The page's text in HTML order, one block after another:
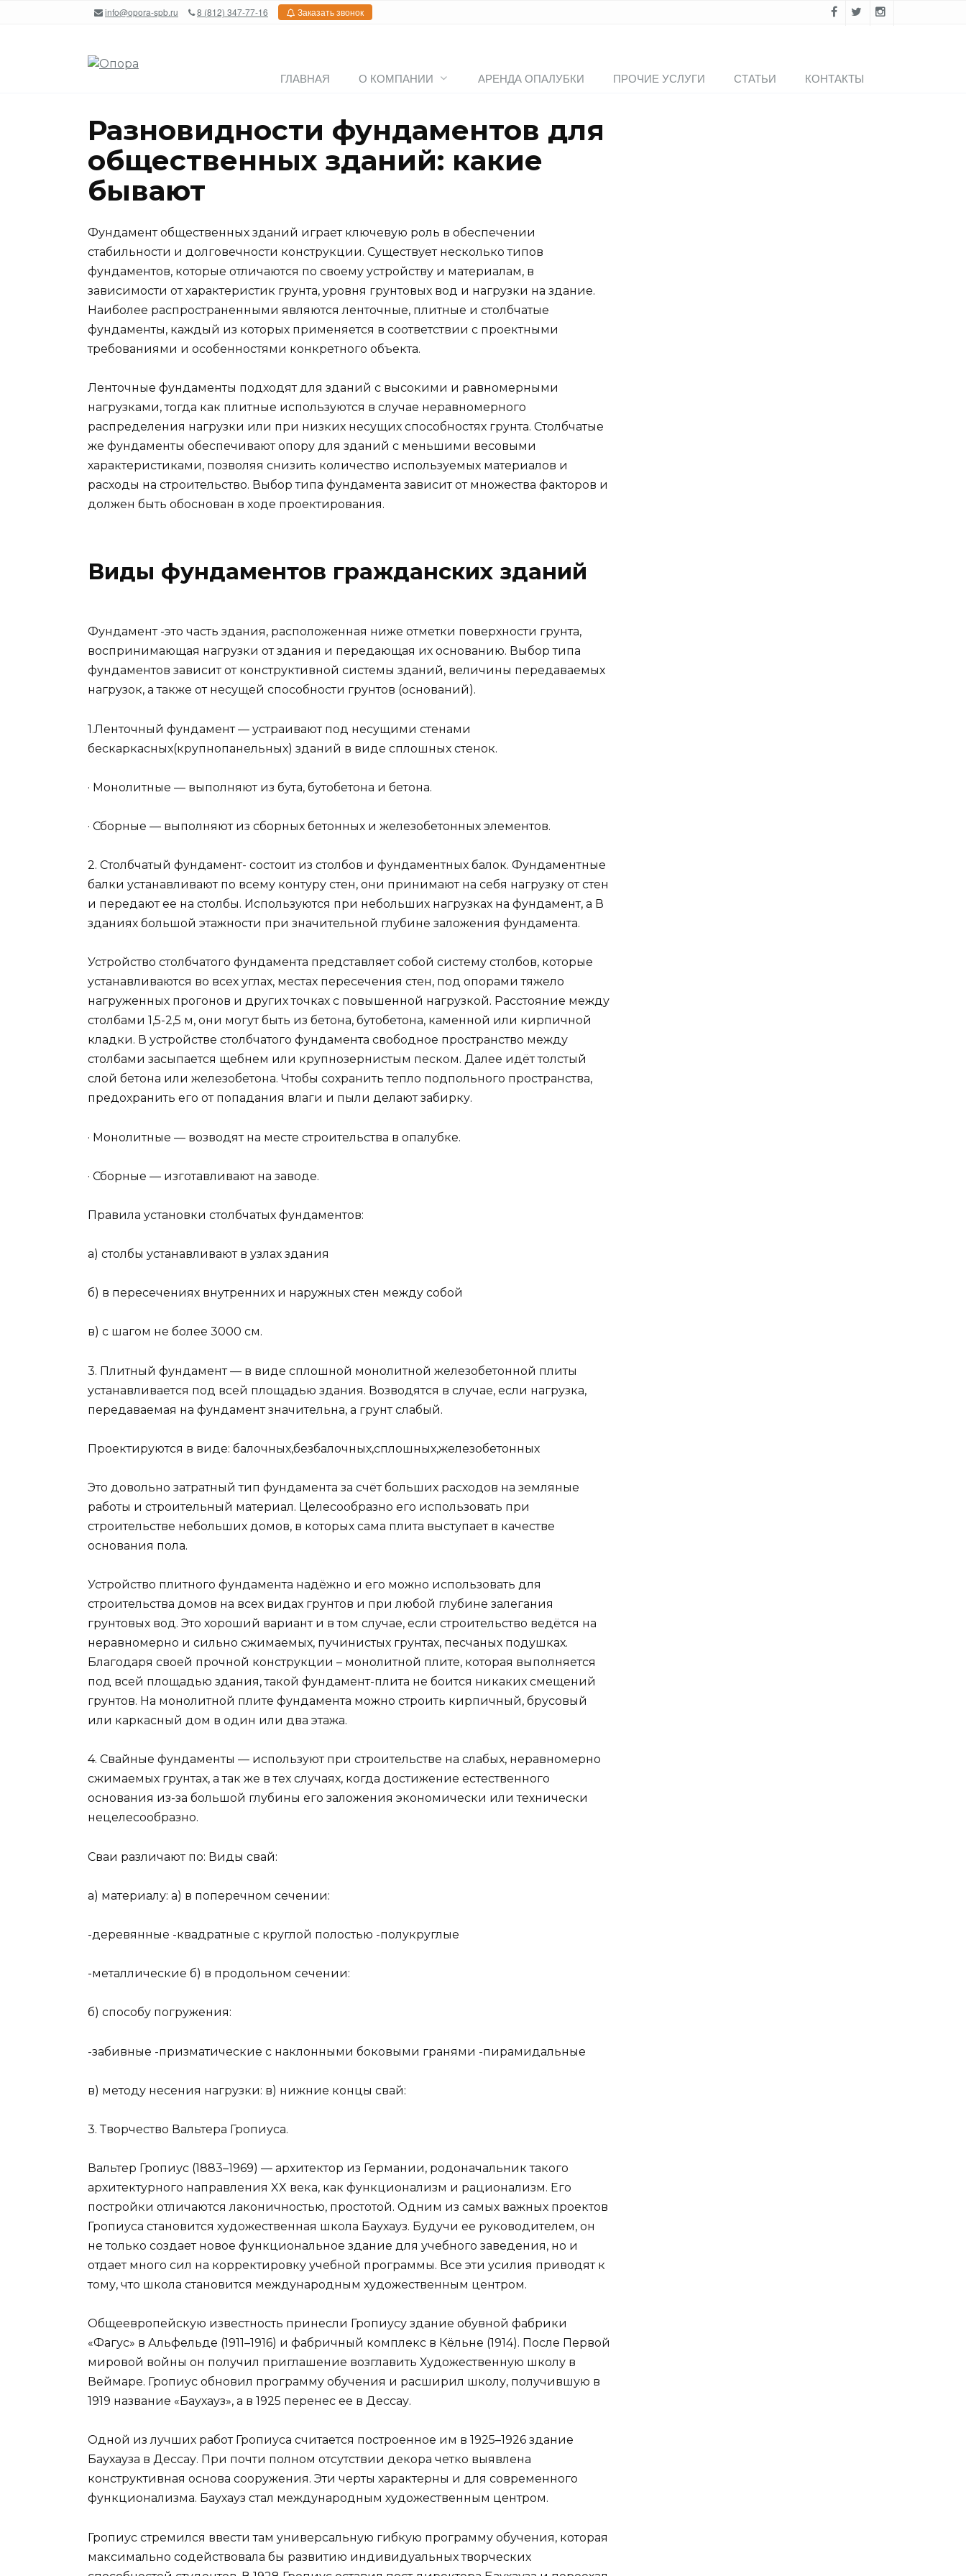
info@opora-spb.ru 8 (812) 347-77-16 Заказать звонок
ГЛАВНАЯ О КОМПАНИИ АРЕНДА ОПАЛУБКИ ПРОЧИЕ УСЛУГИ СТАТЬИ КОНТАКТЫ
Разновидности фундаментов для
общественных зданий: какие
бывают
Фундамент общественных зданий играет ключевую роль в обеспечении
стабильности и долговечности конструкции. Существует несколько типов
фундаментов, которые отличаются по своему устройству и материалам, в
зависимости от характеристик грунта, уровня грунтовых вод и нагрузки на здание.
Наиболее распространенными являются ленточные, плитные и столбчатые
фундаменты, каждый из которых применяется в соответствии с проектными
требованиями и особенностями конкретного объекта.
Ленточные фундаменты подходят для зданий с высокими и равномерными
нагрузками, тогда как плитные используются в случае неравномерного
распределения нагрузки или при низких несущих способностях грунта. Столбчатые
же фундаменты обеспечивают опору для зданий с меньшими весовыми
характеристиками, позволяя снизить количество используемых материалов и
расходы на строительство. Выбор типа фундамента зависит от множества факторов и
должен быть обоснован в ходе проектирования.
Виды фундаментов гражданских зданий
Фундамент -это часть здания, расположенная ниже отметки поверхности грунта,
воспринимающая нагрузки от здания и передающая их основанию. Выбор типа
фундаментов зависит от конструктивной системы зданий, величины передаваемых
нагрузок, а также от несущей способности грунтов (оснований).
1.Ленточный фундамент — устраивают под несущими стенами
бескаркасных(крупнопанельных) зданий в виде сплошных стенок.
· Монолитные — выполняют из бута, бутобетона и бетона.
· Сборные — выполняют из сборных бетонных и железобетонных элементов.
2. Столбчатый фундамент- состоит из столбов и фундаментных балок. Фундаментные
балки устанавливают по всему контуру стен, они принимают на себя нагрузку от стен
и передают ее на столбы. Используются при небольших нагрузках на фундамент, а В
зданиях большой этажности при значительной глубине заложения фундамента.
Устройство столбчатого фундамента представляет собой систему столбов, которые
устанавливаются во всех углах, местах пересечения стен, под опорами тяжело
нагруженных прогонов и других точках с повышенной нагрузкой. Расстояние между
столбами 1,5-2,5 м, они могут быть из бетона, бутобетона, каменной или кирпичной
кладки. В устройстве столбчатого фундамента свободное пространство между
столбами засыпается щебнем или крупнозернистым песком. Далее идёт толстый
слой бетона или железобетона. Чтобы сохранить тепло подпольного пространства,
предохранить его от попадания влаги и пыли делают забирку.
· Монолитные — возводят на месте строительства в опалубке.
· Сборные — изготавливают на заводе.
Правила установки столбчатых фундаментов:
а) столбы устанавливают в узлах здания
б) в пересечениях внутренних и наружных стен между собой
в) с шагом не более 3000 см.
3. Плитный фундамент — в виде сплошной монолитной железобетонной плиты
устанавливается под всей площадью здания. Возводятся в случае, если нагрузка,
передаваемая на фундамент значительна, а грунт слабый.
Проектируются в виде: балочных,безбалочных,сплошных,железобетонных
Это довольно затратный тип фундамента за счёт больших расходов на земляные
работы и строительный материал. Целесообразно его использовать при
строительстве небольших домов, в которых сама плита выступает в качестве
основания пола.
Устройство плитного фундамента надёжно и его можно использовать для
строительства домов на всех видах грунтов и при любой глубине залегания
грунтовых вод. Это хороший вариант и в том случае, если строительство ведётся на
неравномерно и сильно сжимаемых, пучинистых грунтах, песчаных подушках.
Благодаря своей прочной конструкции – монолитной плите, которая выполняется
под всей площадью здания, такой фундамент-плита не боится никаких смещений
грунтов. На монолитной плите фундамента можно строить кирпичный, брусовый
или каркасный дом в один или два этажа.
4. Свайные фундаменты — используют при строительстве на слабых, неравномерно
сжимаемых грунтах, а так же в тех случаях, когда достижение естественного
основания из-за большой глубины его заложения экономически или технически
нецелесообразно.
Сваи различают по: Виды свай:
а) материалу: а) в поперечном сечении:
-деревянные -квадратные с круглой полостью -полукруглые
-металлические б) в продольном сечении:
б) способу погружения:
-забивные -призматические с наклонными боковыми гранями -пирамидальные
в) методу несения нагрузки: в) нижние концы свай:
3. Творчество Вальтера Гропиуса.
Вальтер Гропиус (1883–1969) — архитектор из Германии, родоначальник такого
архитектурного направления XX века, как функционализм и рационализм. Его
постройки отличаются лаконичностью, простотой. Одним из самых важных проектов
Гропиуса становится художественная школа Баухауз. Будучи ее руководителем, он
не только создает новое функциональное здание для учебного заведения, но и
отдает много сил на корректировку учебной программы. Все эти усилия приводят к
тому, что школа становится международным художественным центром.
Общеевропейскую известность принесли Гропиусу здание обувной фабрики
«Фагус» в Альфельде (1911–1916) и фабричный комплекс в Кёльне (1914). После Первой
мировой войны он получил приглашение возглавить Художественную школу в
Веймаре. Гропиус обновил программу обучения и расширил школу, получившую в
1919 название «Баухауз», а в 1925 перенес ее в Дессау.
Одной из лучших работ Гропиуса считается построенное им в 1925–1926 здание
Баухауза в Дессау. При почти полном отсутствии декора четко выявлена
конструктивная основа сооружения. Эти черты характерны и для современного
функционализма. Баухауз стал международным художественным центром.
Гропиус стремился ввести там универсальную гибкую программу обучения, которая
максимально содействовала бы развитию индивидуальных творческих